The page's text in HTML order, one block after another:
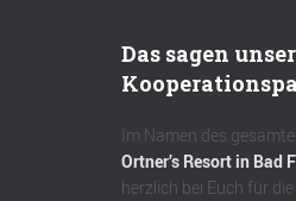
Das sagen
Im Namen des
Ortner’s Resort in Bad
herzlich bei Euch für